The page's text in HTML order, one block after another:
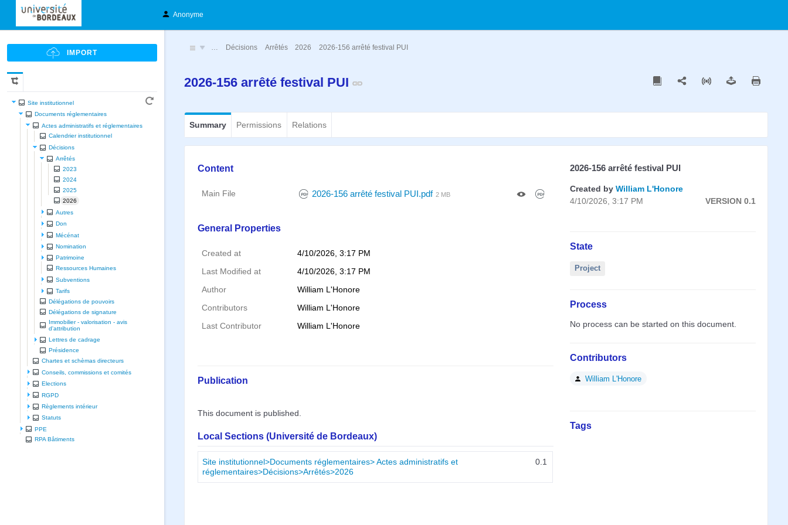
Anonyme
Site institutionnel
Documents réglementaires
Actes administratifs et réglementaires
Calendrier institutionnel
Décisions
Arrêtés
2023
2024
2025
2026
Autres
Don
Mécénat
Nomination
Patrimoine
Ressources Humaines
Subventions
Tarifs
Délégations de pouvoirs
Délégations de signature
Immobilier - valorisation - avis
d'attribution
Lettres de cadrage
Présidence
Chartes et schèmas directeurs
Conseils, commissions et comités
Elections
RGPD
Règlements intérieur
Statuts
PPE
RPA Bâtiments
… Décisions Arrêtés 2026 2026-156 arrêté festival PUI
2026-156 arrêté festival PUI
Summary Permissions Relations
Content
Main File 2026-156 arrêté festival PUI.pdf 2 MB
General Properties
Created at 4/10/2026, 3:17 PM
Last Modified at 4/10/2026, 3:17 PM
Author William L'Honore
Contributors William L'Honore
Last Contributor William L'Honore
Publication
This document is published.
Local Sections (Université de Bordeaux)
Site institutionnel>Documents réglementaires> Actes administratifs et
réglementaires>Décisions>Arrêtés>2026
0.1
2026-156 arrêté festival PUI
Created byWilliam L'Honore
4/10/2026, 3:17 PM
VERSION 0.1
State
Project
Process
No process can be started on this document.
Contributors
William L'Honore
Tags